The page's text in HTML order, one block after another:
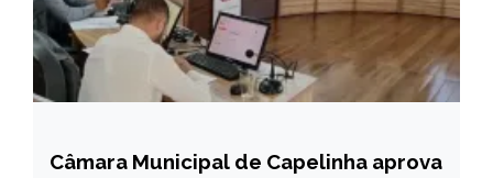
CAPELINHA
Câmara Municipal de Capelinha aprova